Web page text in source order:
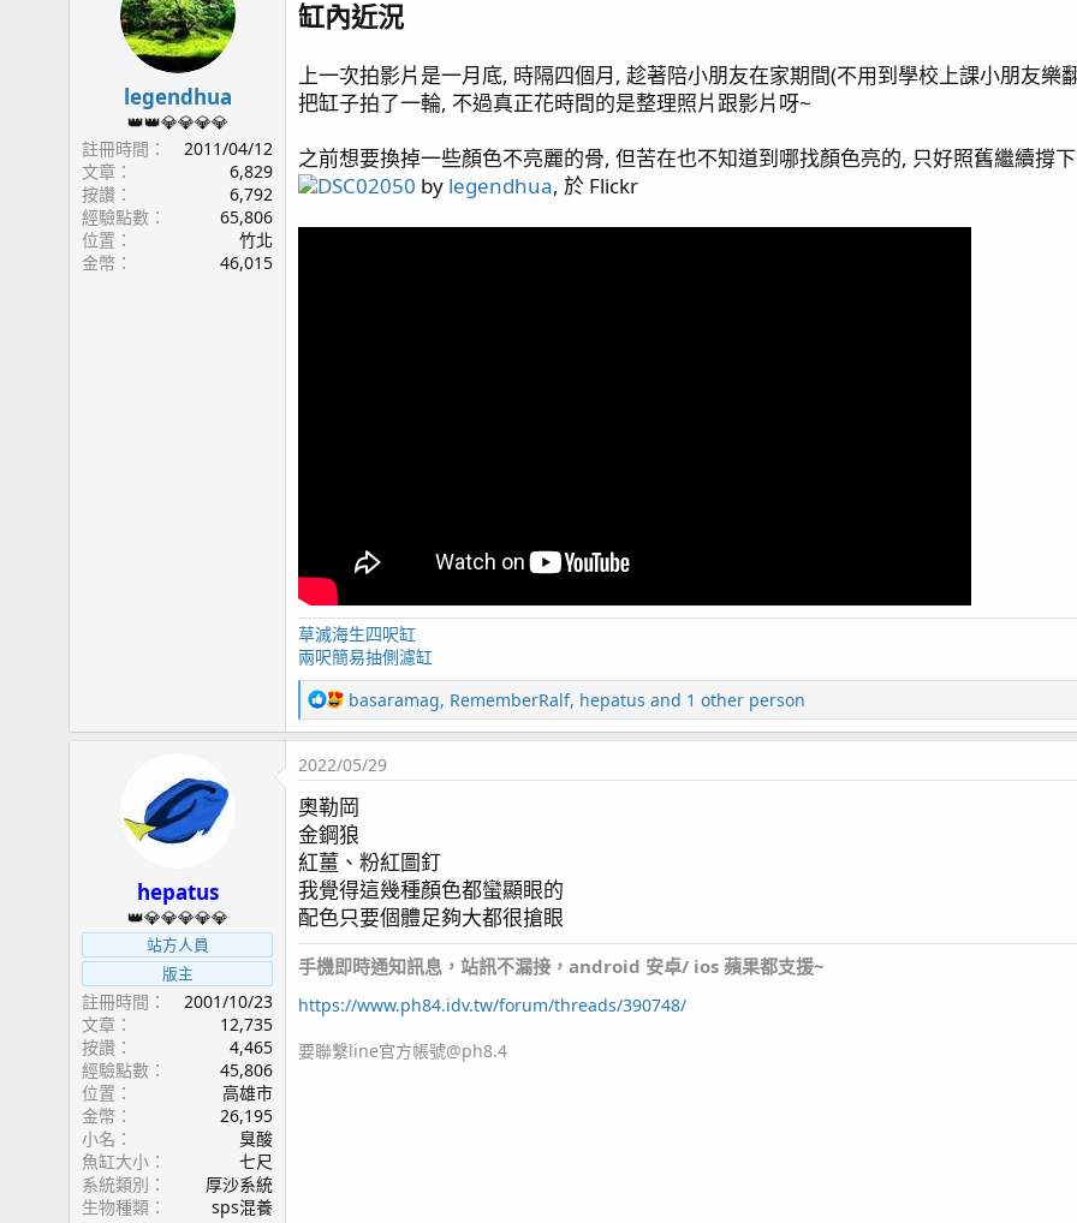
page71 KH走勢 / TG6 再次上場 / 聖金榔頭
page72 Quantum Meter MQ-510
page74 Tank Update(video) / 夜間骨
page75 四年更新
page76 KHA 使用狀況更新
page77 硬骨紀錄 皇冠 / 水草缸 / 四年二月更新 / 敲橘子 抓奶嘴 / 刷玻璃 攪底砂
page78 四年四月
page79 龜殼腦 / 寶石花 / 寄居蟹噴發 / 四年六月/ 水盆缸
page80 Top Down Picture / 4.5年歷程 / 魚隻點名
page81 側濾簡介 / 再敲橘子
page93 2024末之水難 / 2025首發
page98 影片更新 / 尋找草缸有緣人 / 巨物移出 / 出差歸來 / 哥吉拉
R
e
a
t
i
o
n
：
kaokaokao bnmza0511,clownfish78
legendhua
👑👑💎💎💎💎
註冊時間
2011/04/12
文章
6,829
按讚
6,792
經驗點數
65,806
位置
竹北
金幣
46,015
缸內近況
上一次拍影片是一月底, 時隔四個月, 趁著陪小朋友在家期間(不用到學校上課小朋友樂
把缸子拍了一輪, 不過真正花時間的是整理照片跟影片呀~
之前想要換掉一些顏色不亮麗的骨, 但苦在也不知道到哪找顏色亮的, 只好照舊繼續撐
DSC02050 by legendhua, 於 Flickr
草滅海生四呎缸
兩呎簡易抽側濾缸
R
e
a
c
i
o
n
s
：
basaramag, RememberRalf, hepatus and 1 other person
hepatus
👑💎💎💎💎💎
站方人員
版主
註冊時間
2001/10/23
文章
12,735
按讚
4,465
經驗點數
45,806
位置
高雄市
金幣
26,195
小名
臭酸
魚缸大小
七尺
系統類別
厚沙系統
生物種類
sps混養
2022/05/29
奧勒岡
金鋼狼
紅薑、粉紅圖釘
我覺得這幾種顏色都蠻顯眼的
配色只要個體足夠大都很搶眼
手機即時通知訊息，站訊不漏接，android 安卓/ ios 蘋果都支援~
https://www.ph84.idv.tw/forum/threads/390748/
要聯繫line官方帳號@ph8.4